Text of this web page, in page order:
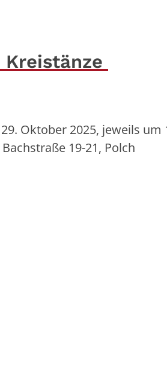
Oktober 2025, jeweils um
19-21, Polch